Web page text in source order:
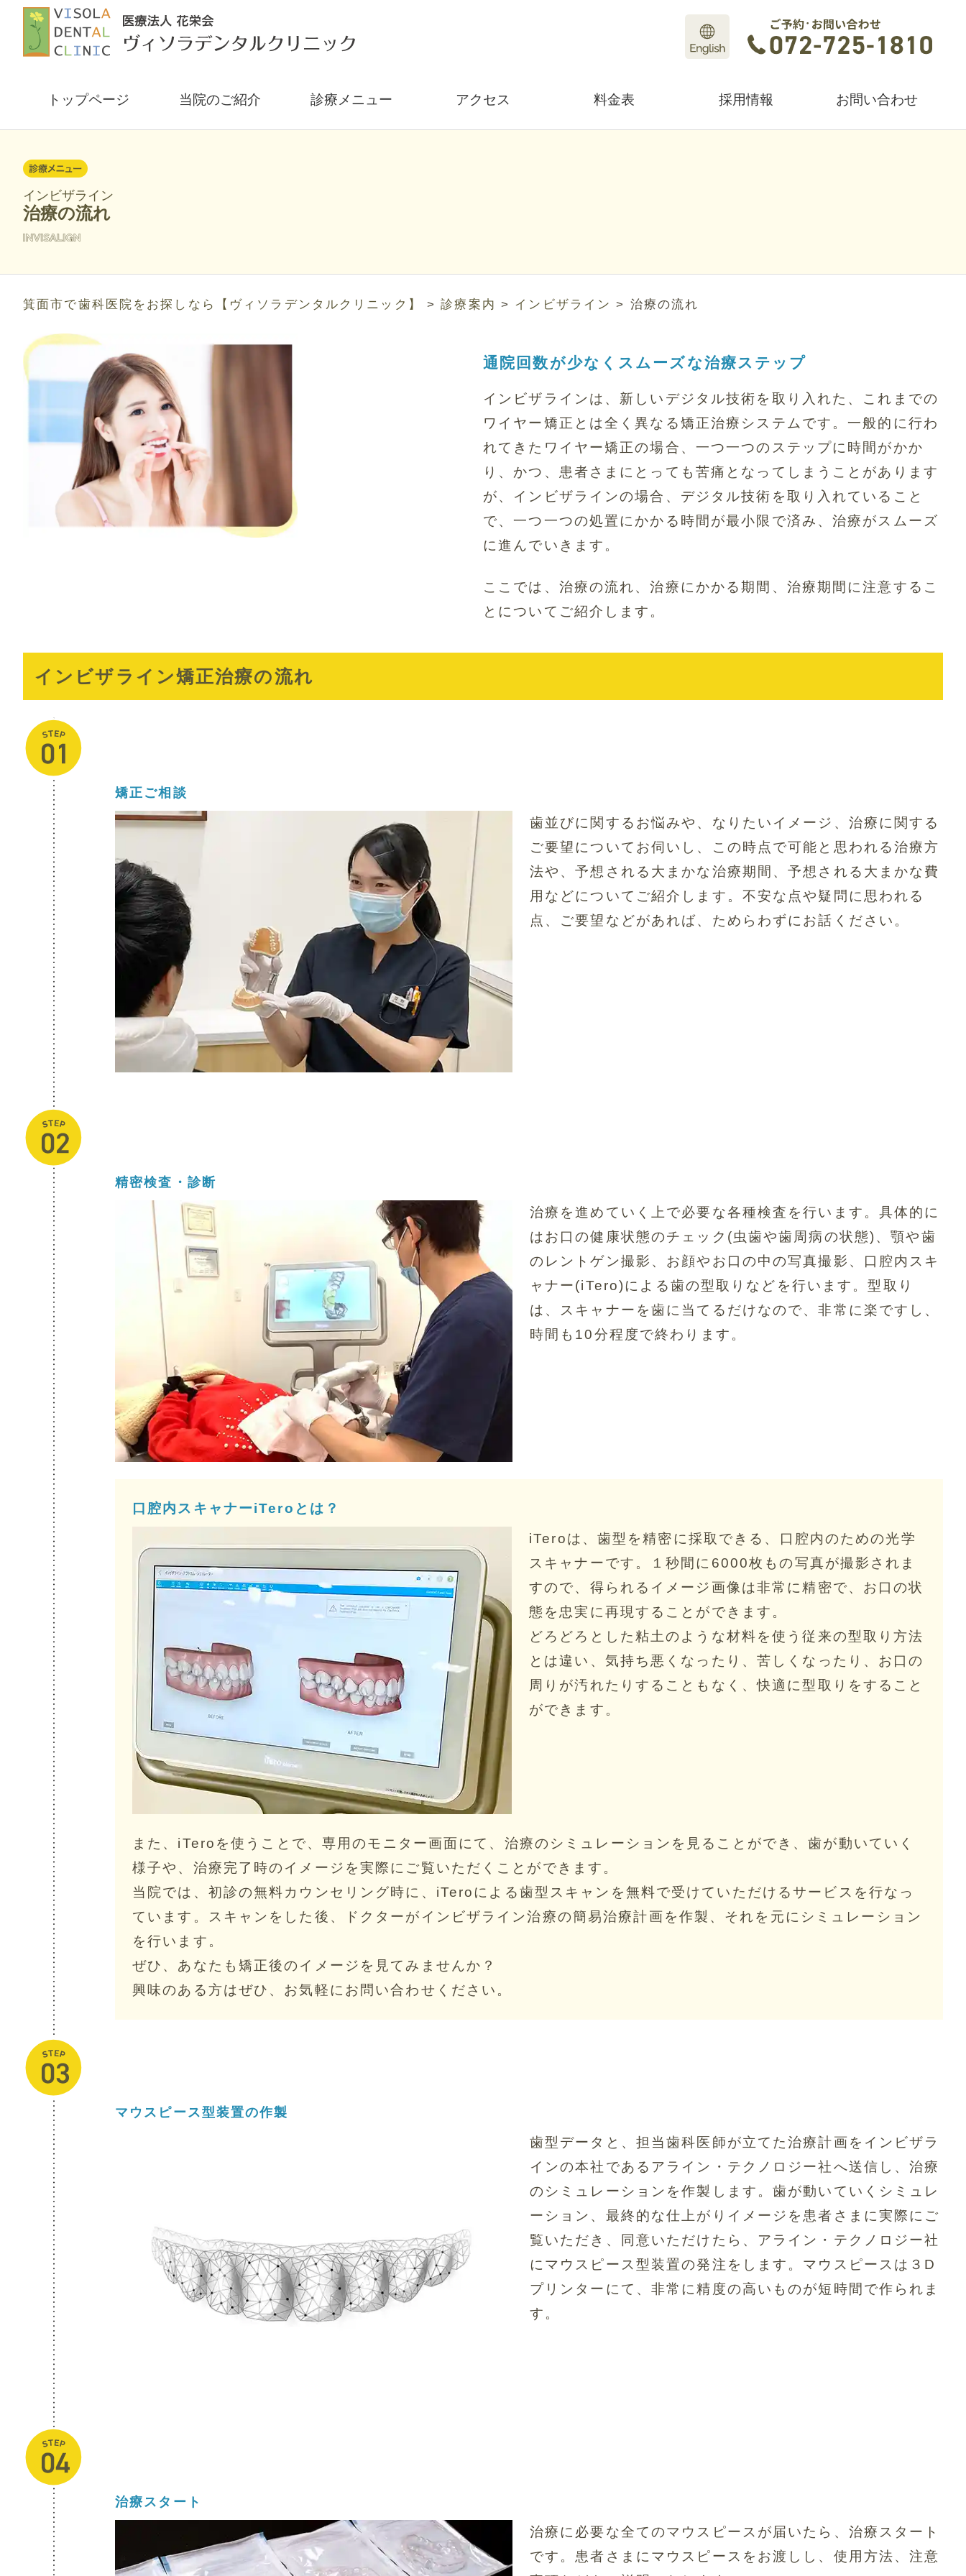
トップページ 当院のご紹介 診療メニュー アクセス 料金表 採用情報 お問い合わせ
インビザライン
治療の流れ
箕面市で歯科医院をお探しなら【ヴィソラデンタルクリニック】 >診療案内 > インビザライン > 治療の流れ
通院回数が少なくスムーズな治療ステップ
インビザラインは、新しいデジタル技術を取り入れた、これまでの
ワイヤー矯正とは全く異なる矯正治療システムです。一般的に行わ
れてきたワイヤー矯正の場合、一つ一つのステップに時間がかか
り、かつ、患者さまにとっても苦痛となってしまうことがあります
が、インビザラインの場合、デジタル技術を取り入れていること
で、一つ一つの処置にかかる時間が最小限で済み、治療がスムーズ
に進んでいきます。
ここでは、治療の流れ、治療にかかる期間、治療期間に注意するこ
とについてご紹介します。
インビザライン矯正治療の流れ
矯正ご相談
歯並びに関するお悩みや、なりたいイメージ、治療に関する
ご要望についてお伺いし、この時点で可能と思われる治療方
法や、予想される大まかな治療期間、予想される大まかな費
用などについてご紹介します。不安な点や疑問に思われる
点、ご要望などがあれば、ためらわずにお話ください。
精密検査・診断
治療を進めていく上で必要な各種検査を行います。具体的に
はお口の健康状態のチェック(虫歯や歯周病の状態)、顎や歯
のレントゲン撮影、お顔やお口の中の写真撮影、口腔内スキ
ャナー(iTero)による歯の型取りなどを行います。型取り
は、スキャナーを歯に当てるだけなので、非常に楽ですし、
時間も10分程度で終わります。
口腔内スキャナーiTeroとは？
iTeroは、歯型を精密に採取できる、口腔内のための光学
スキャナーです。１秒間に6000枚もの写真が撮影されま
すので、得られるイメージ画像は非常に精密で、お口の状
態を忠実に再現することができます。
どろどろとした粘土のような材料を使う従来の型取り方法
とは違い、気持ち悪くなったり、苦しくなったり、お口の
周りが汚れたりすることもなく、快適に型取りをすること
ができます。
また、iTeroを使うことで、専用のモニター画面にて、治療のシミュレーションを見ることができ、歯が動いていく
様子や、治療完了時のイメージを実際にご覧いただくことができます。
当院では、初診の無料カウンセリング時に、iTeroによる歯型スキャンを無料で受けていただけるサービスを行なっ
ています。スキャンをした後、ドクターがインビザライン治療の簡易治療計画を作製、それを元にシミュレーション
を行います。
ぜひ、あなたも矯正後のイメージを見てみませんか？
興味のある方はぜひ、お気軽にお問い合わせください。
マウスピース型装置の作製
歯型データと、担当歯科医師が立てた治療計画をインビザラ
インの本社であるアライン・テクノロジー社へ送信し、治療
のシミュレーションを作製します。歯が動いていくシミュレ
ーション、最終的な仕上がりイメージを患者さまに実際にご
覧いただき、同意いただけたら、アライン・テクノロジー社
にマウスピース型装置の発注をします。マウスピースは３D
プリンターにて、非常に精度の高いものが短時間で作られま
す。
治療スタート
治療に必要な全てのマウスピースが届いたら、治療スタート
です。患者さまにマウスピースをお渡しし、使用方法、注意